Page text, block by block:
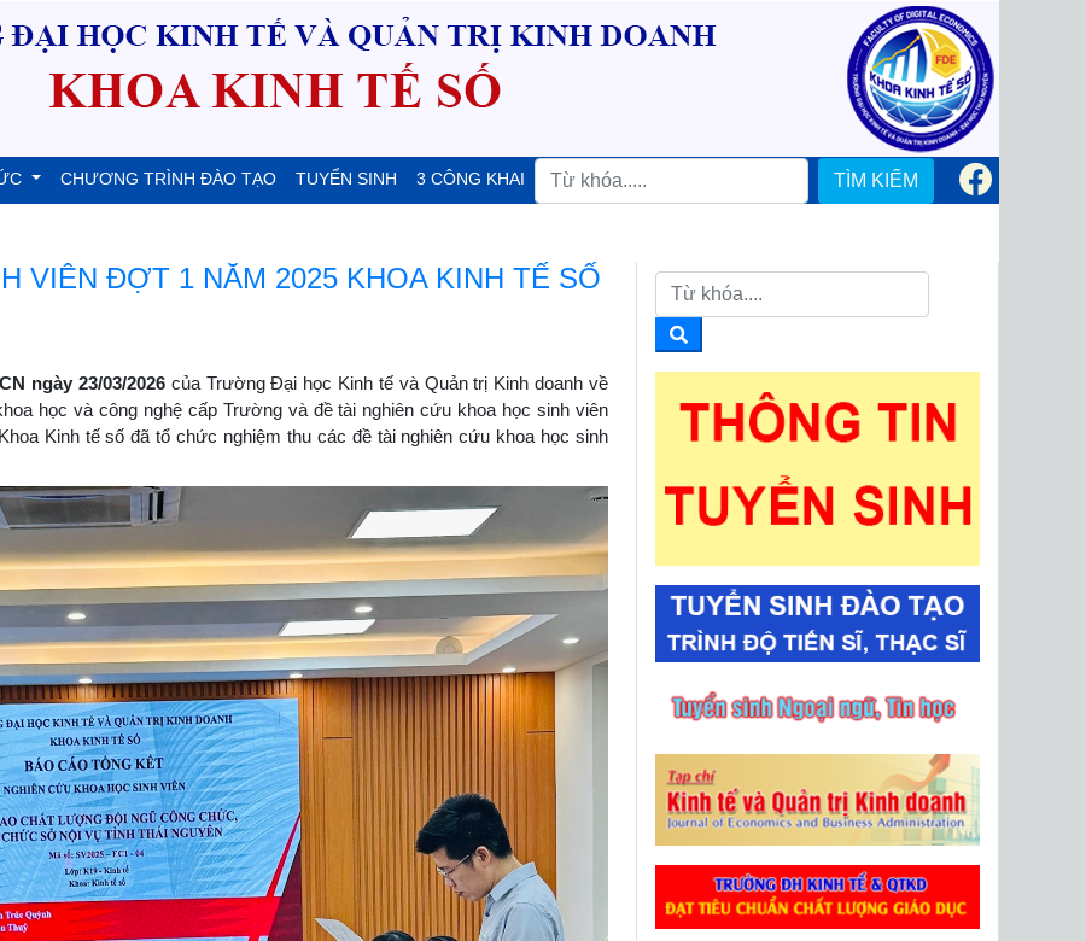
CHƯƠNG TRÌNH ĐÀO TẠO TUYỂN SINH 3 CÔNG KHAI TÌM KIẾM
VIÊN ĐỢT 1 NĂM 2025 KHOA KINH TẾ SỐ
ngày 23/03/2026của Trường Đại học Kinh tế và Quản trị Kinh doanh về
học và công nghệ cấp Trường và đề tài nghiên cứu khoa học sinh viên
Kinh tế số đã tổ chức nghiệm thu các đề tài nghiên cứu khoa học sinh